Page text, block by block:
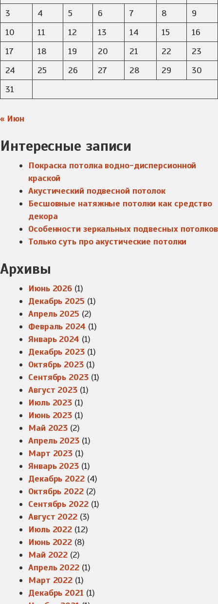
3
4 5 6 7 8
9
10
11 12 13 14 15
16
17
18 19 20 21 22
23
24
25 26 27 28 29
30
31
« Июн
Интересные записи
Покраска потолка водно-дисперсионной
краской
Акустический подвесной потолок
Бесшовные натяжные потолки как средство
декора
Особенности зеркальных подвесных потолков
Только суть про акустические потолки
Архивы
Июнь 2026 (1)
Декабрь 2025 (1)
Апрель 2025 (2)
Февраль 2024 (1)
Январь 2024 (1)
Декабрь 2023(1)
Октябрь 2023(1)
Сентябрь 2023(1)
Август 2023(1)
Июль 2023 (1)
Июнь 2023 (1)
Май 2023 (2)
Апрель 2023(1)
Март 2023 (1)
Январь 2023(1)
Декабрь 2022(4)
Октябрь 2022(2)
Сентябрь 2022(1)
Август 2022(3)
Июль 2022 (12)
Июнь 2022 (8)
Май 2022 (2)
Апрель 2022(1)
Март 2022 (1)
Декабрь 2021 (1)